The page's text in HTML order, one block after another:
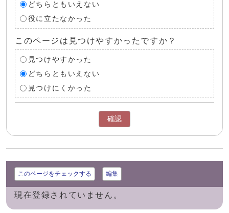
どちらともいえない
役に立たなかった
このページは見つけやすかったですか？
見つけやすかった
どちらともいえない
見つけにくかった
確認
このページをチェックする 編集
現在登録されていません。